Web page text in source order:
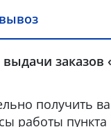
заказов
получить
работы